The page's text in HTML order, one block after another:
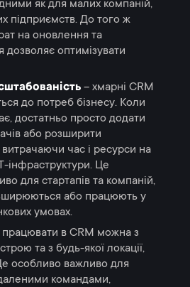
як для малих компаній,
підприємств. До того ж
на оновлення та
дозволяє оптимізувати
– хмарні CRM
до потреб бізнесу. Коли
достатньо просто додати
або розширити
час і ресурси на
інфраструктури. Це
для стартапів та компаній,
або працюють у
умовах.
працювати в CRM можна з
та з будь-якої локації,
особливо важливо для
командами,